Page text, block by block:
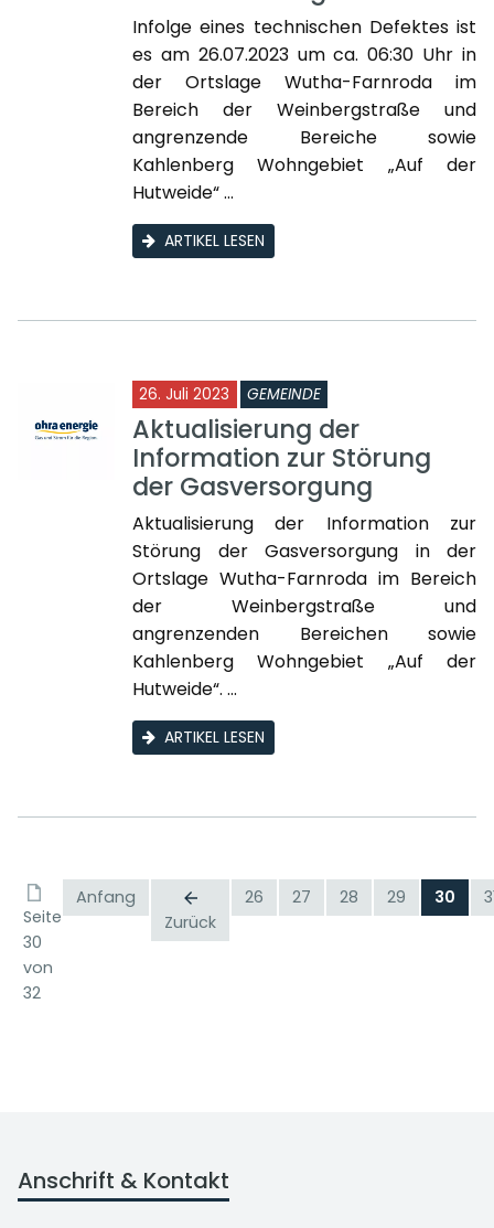
Infolge eines technischen Defektes ist
es am 26.07.2023 um ca. 06:30 Uhr in
der Ortslage Wutha-Farnroda im
Bereich der Weinbergstraße und
angrenzende Bereiche sowie
Kahlenberg Wohngebiet „Auf der
Hutweide“ ...
ARTIKEL LESEN
26. Juli 2023 GEMEINDE
Aktualisierung der
Information zur Störung
der Gasversorgung
Aktualisierung der Information zur
Störung der Gasversorgung in der
Ortslage Wutha-Farnroda im Bereich
der Weinbergstraße und
angrenzenden Bereichen sowie
Kahlenberg Wohngebiet „Auf der
Hutweide“. ...
ARTIKEL LESEN
Seite
30
von
32
Anfang
Zurück
26 27 28 29 30
Anschrift & Kontakt